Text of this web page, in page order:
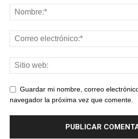
Guardar mi nombre, correo
navegador la próxima vez que comente.